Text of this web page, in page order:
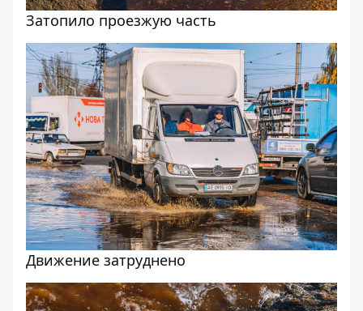
Затопило проезжую часть
Движение затруднено